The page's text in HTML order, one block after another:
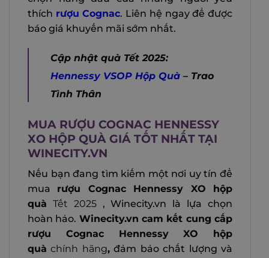
thích rượu Cognac. Liên hệ ngay để được
báo giá khuyến mãi sớm nhất.
Cập nhật quà Tết 2025:
Hennessy VSOP Hộp Quà – Trao
Tình Thân
MUA RƯỢU COGNAC HENNESSY
XO HỘP QUÀ GIÁ TỐT NHẤT TẠI
WINECITY.VN
Nếu bạn đang tìm kiếm một nơi uy tín để
mua rượu Cognac Hennessy XO hộp
quà Tết 2025 , Winecity.vn là lựa chọn
hoàn hảo. Winecity.vn cam kết cung cấp
rượu Cognac Hennessy XO hộp
quà chính hãng,đảm bảo chất lượng và